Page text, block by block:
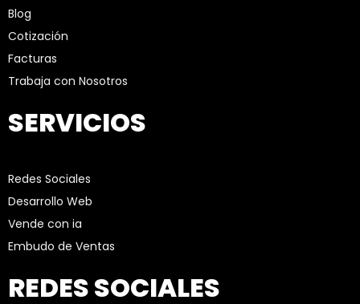
Blog
Cotización
Facturas
Trabaja con Nosotros
SERVICIOS
Redes Sociales
Desarrollo Web
Vende con ia
Embudo de Ventas
REDES SOCIALES